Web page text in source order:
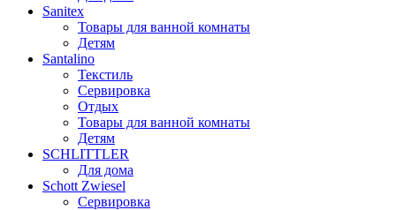
Sanitex
Товары для ванной комнаты
Детям
Santalino
Текстиль
Сервировка
Отдых
Товары для ванной комнаты
Детям
SCHLITTLER
Для дома
Schott Zwiesel
Сервировка